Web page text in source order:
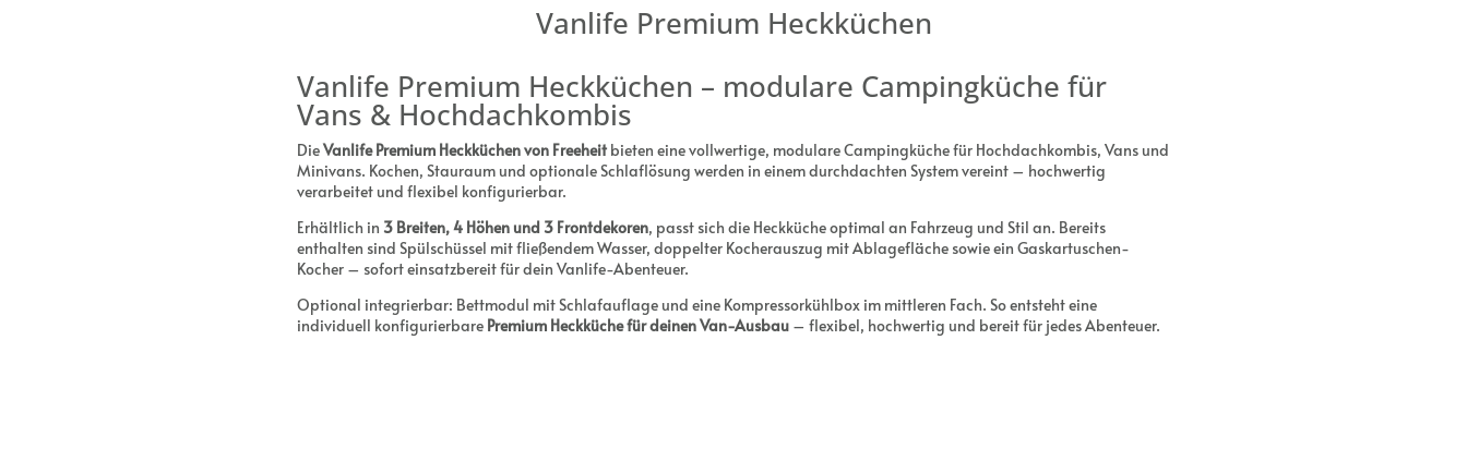
Vanlife Premium Heckküchen
Vanlife Premium Heckküchen – modulare Campingküche für
Vans & Hochdachkombis
DieVanlife Premium Heckküchen von Freeheit bieten eine vollwertige, modulare Campingküche für Hochdachkombis, Vans und
Minivans. Kochen, Stauraum und optionale Schlaflösung werden in einem durchdachten System vereint – hochwertig
verarbeitet und flexibel konfigurierbar.
Erhältlich in 3 Breiten, 4 Höhen und 3 Frontdekoren, passt sich die Heckküche optimal an Fahrzeug und Stil an. Bereits
enthalten sind Spülschüssel mit fließendem Wasser, doppelter Kocherauszug mit Ablagefläche sowie ein Gaskartuschen-
Kocher – sofort einsatzbereit für dein Vanlife-Abenteuer.
Optional integrierbar: Bettmodul mit Schlafauflage und eine Kompressorkühlbox im mittleren Fach. So entsteht eine
individuell konfigurierbare Premium Heckküche für deinen Van-Ausbau – flexibel, hochwertig und bereit für jedes Abenteuer.